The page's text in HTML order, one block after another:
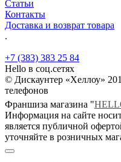
Статьи
Контакты
Доставка и возврат товара
.
+7 (383) 383 25 84
Hello в соц.сетях
© Дискаунтер «Хеллоу»
телефонов
Франшиза магазина "
Информация на сайте
является публичной
уточняйте в розничных